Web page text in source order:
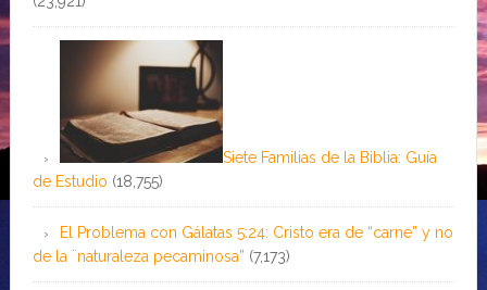
Siete Familias de la Biblia: Guía
de Estudio (18,755)
El Problema con Gálatas 5:24: Cristo era de “carne” y no
de la ¨naturaleza pecaminosa” (7,173)